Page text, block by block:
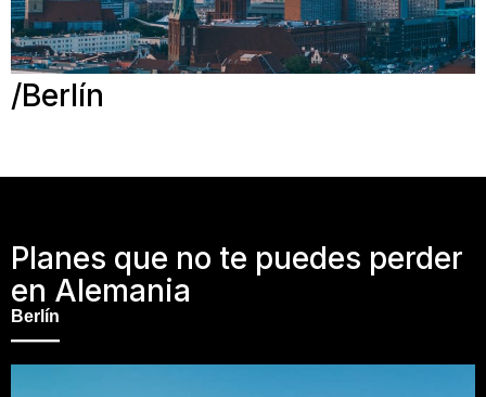
Berlín
Planes que no te puedes perder
en Alemania
Berlín